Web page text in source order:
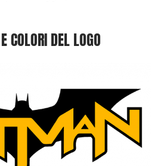
COLORI DEL LOGO